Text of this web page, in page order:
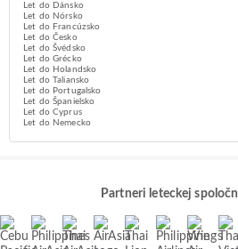
Let do Dánsko
Let do Nórsko
Let do Francúzsko
Let do Česko
Let do Švédsko
Let do Grécko
Let do Holandsko
Let do Taliansko
Let do Portugalsko
Let do Španielsko
Let do Cyprus
Let do Nemecko
Partneri leteckej